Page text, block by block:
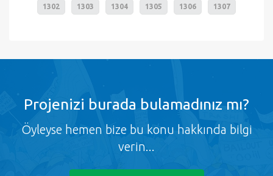
1302 1303 1304 1305 1306 1307
Projenizi burada bulamadınız mı?
Öyleyse hemen bize bu konu hakkında bilgi
verin...